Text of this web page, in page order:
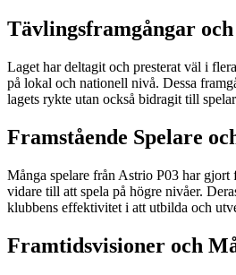
Tävlingsframgångar
Laget har deltagit och presterat väl i
på lokal och nationell nivå. Dessa
lagets rykte utan också bidragit till
Framstående Spelare
Många spelare från Astrio P03 har gjort
vidare till att spela på högre nivåer.
klubbens effektivitet i att utbilda och
Framtidsvisioner och